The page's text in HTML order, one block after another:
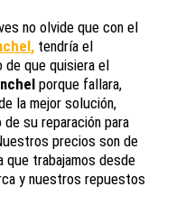
no olvide que con el
, tendría el
de que quisiera el
porque fallara,
la mejor solución,
su reparación para
precios son de
que trabajamos desde
y nuestros repuestos